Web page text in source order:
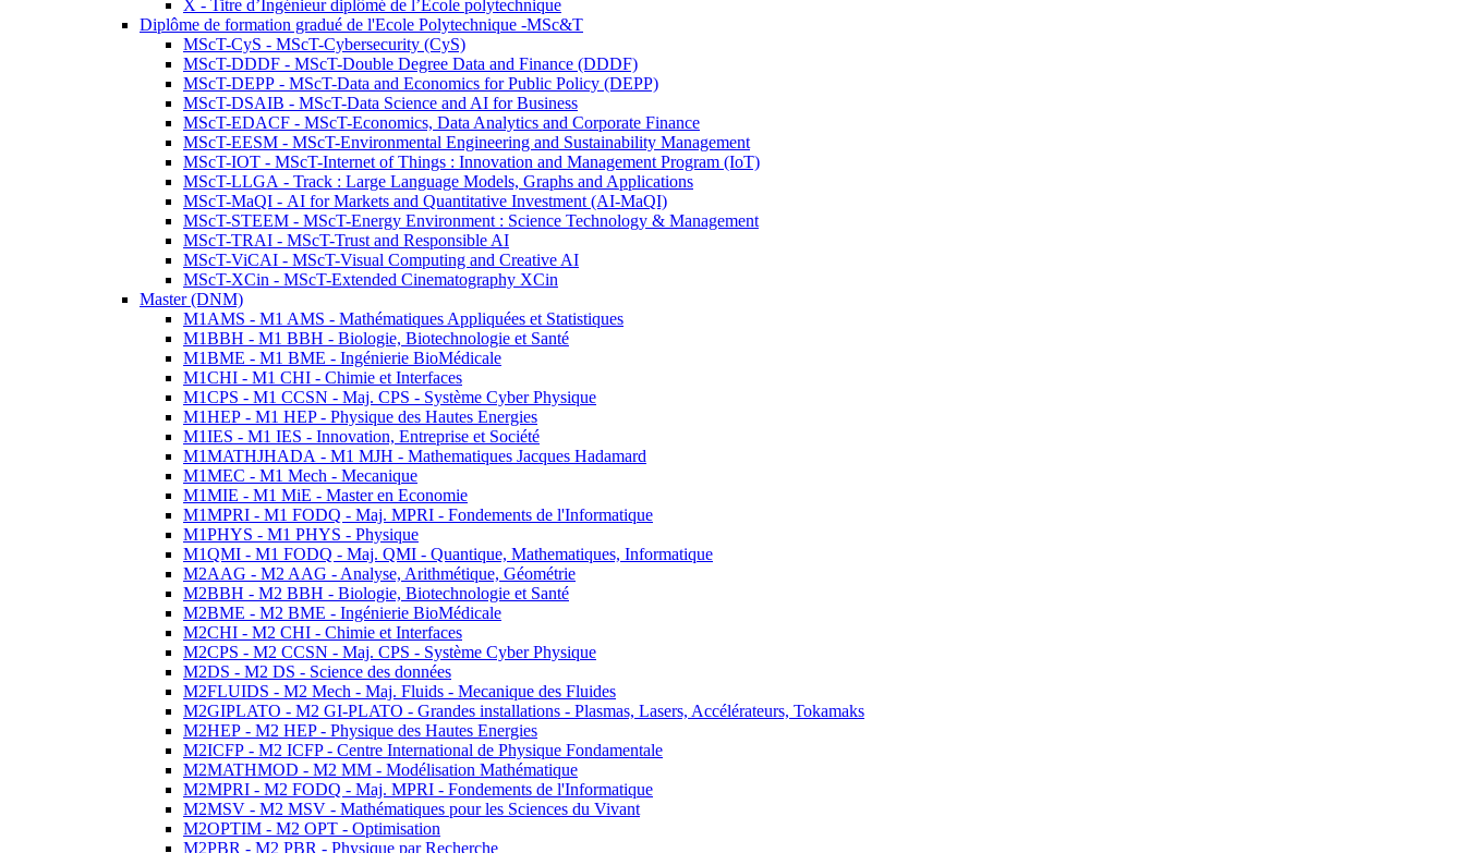
X - Titre d’Ingénieur diplômé de l’École polytechnique
Diplôme de formation gradué de l'Ecole Polytechnique -MSc&T
MScT-CyS - MScT-Cybersecurity (CyS)
MScT-DDDF - MScT-Double Degree Data and Finance (DDDF)
MScT-DEPP - MScT-Data and Economics for Public Policy (DEPP)
MScT-DSAIB - MScT-Data Science and AI for Business
MScT-EDACF - MScT-Economics, Data Analytics and Corporate Finance
MScT-EESM - MScT-Environmental Engineering and Sustainability Management
MScT-IOT - MScT-Internet of Things : Innovation and Management Program (IoT)
MScT-LLGA - Track : Large Language Models, Graphs and Applications
MScT-MaQI - AI for Markets and Quantitative Investment (AI-MaQI)
MScT-STEEM - MScT-Energy Environment : Science Technology & Management
MScT-TRAI - MScT-Trust and Responsible AI
MScT-ViCAI - MScT-Visual Computing and Creative AI
MScT-XCin - MScT-Extended Cinematography XCin
Master (DNM)
M1AMS - M1 AMS - Mathématiques Appliquées et Statistiques
M1BBH - M1 BBH - Biologie, Biotechnologie et Santé
M1BME - M1 BME - Ingénierie BioMédicale
M1CHI - M1 CHI - Chimie et Interfaces
M1CPS - M1 CCSN - Maj. CPS - Système Cyber Physique
M1HEP - M1 HEP - Physique des Hautes Energies
M1IES - M1 IES - Innovation, Entreprise et Société
M1MATHJHADA - M1 MJH - Mathematiques Jacques Hadamard
M1MEC - M1 Mech - Mecanique
M1MIE - M1 MiE - Master en Economie
M1MPRI - M1 FODQ - Maj. MPRI - Fondements de l'Informatique
M1PHYS - M1 PHYS - Physique
M1QMI - M1 FODQ - Maj. QMI - Quantique, Mathematiques, Informatique
M2AAG - M2 AAG - Analyse, Arithmétique, Géométrie
M2BBH - M2 BBH - Biologie, Biotechnologie et Santé
M2BME - M2 BME - Ingénierie BioMédicale
M2CHI - M2 CHI - Chimie et Interfaces
M2CPS - M2 CCSN - Maj. CPS - Système Cyber Physique
M2DS - M2 DS - Science des données
M2FLUIDS - M2 Mech - Maj. Fluids - Mecanique des Fluides
M2GIPLATO - M2 GI-PLATO - Grandes installations - Plasmas, Lasers, Accélérateurs, Tokamaks
M2HEP - M2 HEP - Physique des Hautes Energies
M2ICFP - M2 ICFP - Centre International de Physique Fondamentale
M2MATHMOD - M2 MM - Modélisation Mathématique
M2MPRI - M2 FODQ - Maj. MPRI - Fondements de l'Informatique
M2MSV - M2 MSV - Mathématiques pour les Sciences du Vivant
M2OPTIM - M2 OPT - Optimisation
M2PBR - M2 PBR - Physique par Recherche